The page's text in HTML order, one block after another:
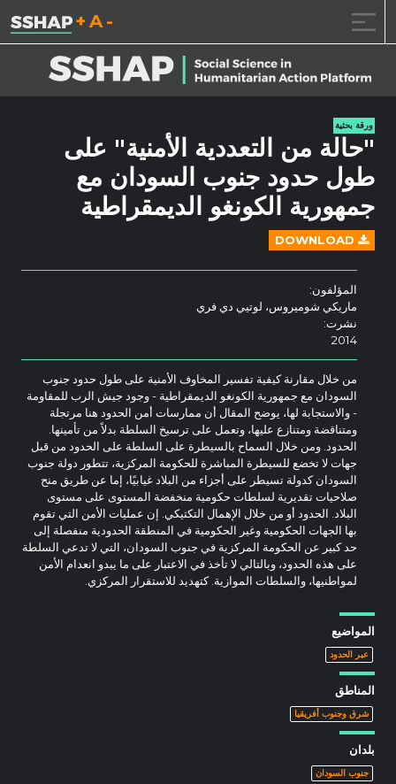
تقليل حجم الخط.
إعادة ضبط حجم
زيادة حجم
ورقة بحثية
"حالة من التعددية الأمنية" على
طول حدود جنوب السودان مع
جمهورية الكونغو الديمقراطية
DOWNLOAD
المؤلفون:
ماريكي شوميروس، لوتيي دي فري
نشرت:
2014
من خلال مقارنة كيفية تفسير المخاوف الأمنية على طول حدود جنوب
السودان مع جمهورية الكونغو الديمقراطية - وجود جيش الرب للمقاومة
- والاستجابة لها، يوضح المقال أن ممارسات أمن الحدود هنا مرتجلة
ومتناقضة ومتنازع عليها، وتعمل على ترسيخ السلطة بدلاً من تأمينها.
الحدود. ومن خلال السماح بالسيطرة على السلطة على الحدود من قبل
جهات لا تخضع للسيطرة المباشرة للحكومة المركزية، تتطور دولة جنوب
السودان كدولة تسيطر على أجزاء من البلاد غيابيًا، إما عن طريق منح
صلاحيات تقديرية لسلطات حكومية منخفضة المستوى على مستوى
البلاد. الحدود أو من خلال الإهمال التكتيكي. إن عمليات الأمن التي تقوم
بها الجهات الحكومية وغير الحكومية في المنطقة الحدودية منفصلة إلى
حد كبير عن الحكومة المركزية في جنوب السودان، التي لا تدعي السلطة
على هذه الحدود، وبالتالي لا تأخذ في الاعتبار على ما يبدو انعدام الأمن
لمواطنيها، والسلطات الموازية. كتهديد للاستقرار المركزي.
المواضيع
عبر الحدود
المناطق
شرق وجنوب أفريقيا
بلدان
جنوب السودان